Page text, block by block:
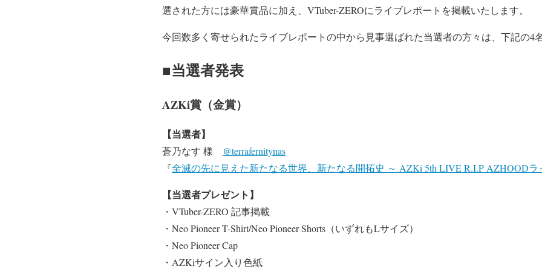
選された方には豪華賞品に加え、VTuber-ZEROにライブレポートを掲載いたします。
今回数多く寄せられたライブレポートの中から見事選ばれた当選者の方々は、下記の4名
■当選者発表
AZKi賞（金賞）
【当選者】
蒼乃なす 様 @terrafernitynas
『全滅の先に見えた新たなる世界、新たなる開拓史 ～ AZKi 5th LIVE R.I.P AZHOODラ
【当選者プレゼント】
・VTuber-ZERO 記事掲載
・Neo Pioneer T-Shirt/Neo Pioneer Shorts（いずれもLサイズ）
・Neo Pioneer Cap
・AZKiサイン入り色紙